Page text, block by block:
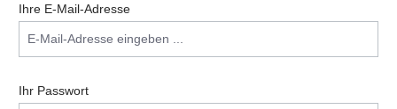
Ihre E-Mail-Adresse
Ihr Passwort